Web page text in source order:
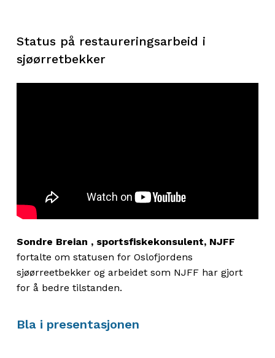
Status på restaureringsarbeid i
sjøørretbekker
Sondre Breian , sportsfiskekonsulent, NJFF
fortalte om statusen for Oslofjordens
sjøørreetbekkerog arbeidet som NJFF har gjort
for å bedre tilstanden.
Bla i presentasjonen